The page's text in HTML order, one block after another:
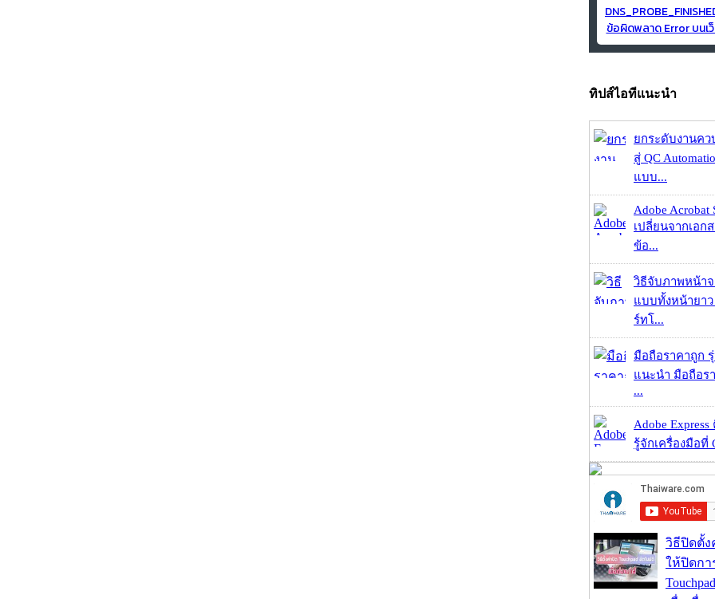
ข้อผิดพลาด Error บนเว็
ทิปส์ไอทีแนะนำ
ยกระดับงานค
สู่ QC
แบบ...
Adobe Acrobat
เปลี่ยนจากเอก
ข้อ...
วิธีจับภาพหน้าจ
แบบทั้งหน้ายา
ร์ทโ...
มือถือราคาถูก
แนะนำ มือถือร
...
Adobe
รู้จักเครื่องมือที่
วิธีปิดตั้
ให้ปิดกา